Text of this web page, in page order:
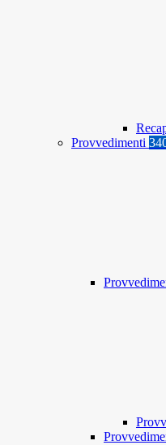
Provvedimenti